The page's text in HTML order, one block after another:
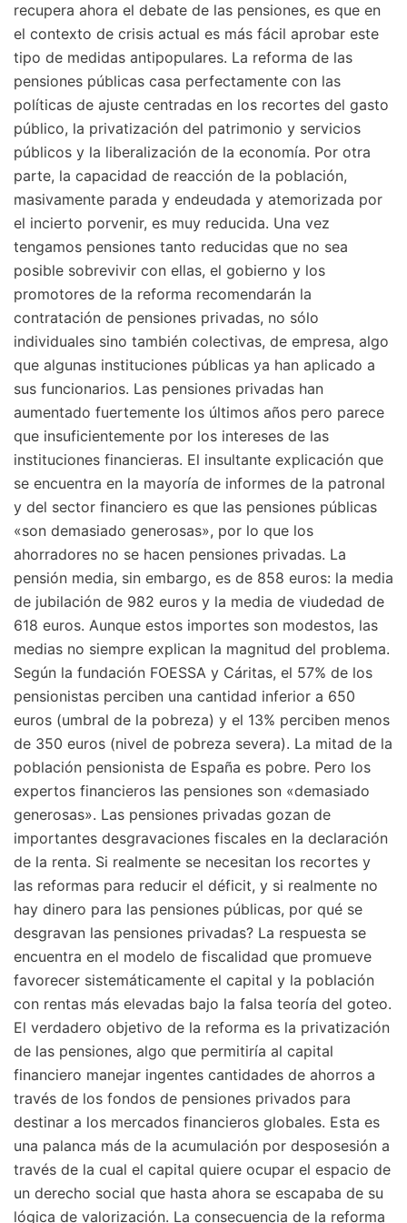
recupera ahora el debate de las pensiones, es que en
el contexto de crisis actual es más fácil aprobar este
tipo de medidas antipopulares. La reforma de las
pensiones públicas casa perfectamente con las
políticas de ajuste centradas en los recortes del gasto
público, la privatización del patrimonio y servicios
públicos y la liberalización de la economía. Por otra
parte, la capacidad de reacción de la población,
masivamente parada y endeudada y atemorizada por
el incierto porvenir, es muy reducida. Una vez
tengamos pensiones tanto reducidas que no sea
posible sobrevivir con ellas, el gobierno y los
promotores de la reforma recomendarán la
contratación de pensiones privadas, no sólo
individuales sino también colectivas, de empresa, algo
que algunas instituciones públicas ya han aplicado a
sus funcionarios. Las pensiones privadas han
aumentado fuertemente los últimos años pero parece
que insuficientemente por los intereses de las
instituciones financieras. El insultante explicación que
se encuentra en la mayoría de informes de la patronal
y del sector financiero es que las pensiones públicas
«son demasiado generosas», por lo que los
ahorradores no se hacen pensiones privadas. La
pensión media, sin embargo, es de 858 euros: la media
de jubilación de 982 euros y la media de viudedad de
618 euros. Aunque estos importes son modestos, las
medias no siempre explican la magnitud del problema.
Según la fundación FOESSA y Cáritas, el 57% de los
pensionistas perciben una cantidad inferior a 650
euros (umbral de la pobreza) y el 13% perciben menos
de 350 euros (nivel de pobreza severa). La mitad de la
población pensionista de España es pobre. Pero los
expertos financieros las pensiones son «demasiado
generosas». Las pensiones privadas gozan de
importantes desgravaciones fiscales en la declaración
de la renta. Si realmente se necesitan los recortes y
las reformas para reducir el déficit, y si realmente no
hay dinero para las pensiones públicas, por qué se
desgravan las pensiones privadas? La respuesta se
encuentra en el modelo de fiscalidad que promueve
favorecer sistemáticamente el capital y la población
con rentas más elevadas bajo la falsa teoría del goteo.
El verdadero objetivo de la reforma es la privatización
de las pensiones, algo que permitiría al capital
financiero manejar ingentes cantidades de ahorros a
través de los fondos de pensiones privados para
destinar a los mercados financieros globales. Esta es
una palanca más de la acumulación por desposesión a
través de la cual el capital quiere ocupar el espacio de
un derecho social que hasta ahora se escapaba de su
lógica de valorización. La consecuencia de la reforma